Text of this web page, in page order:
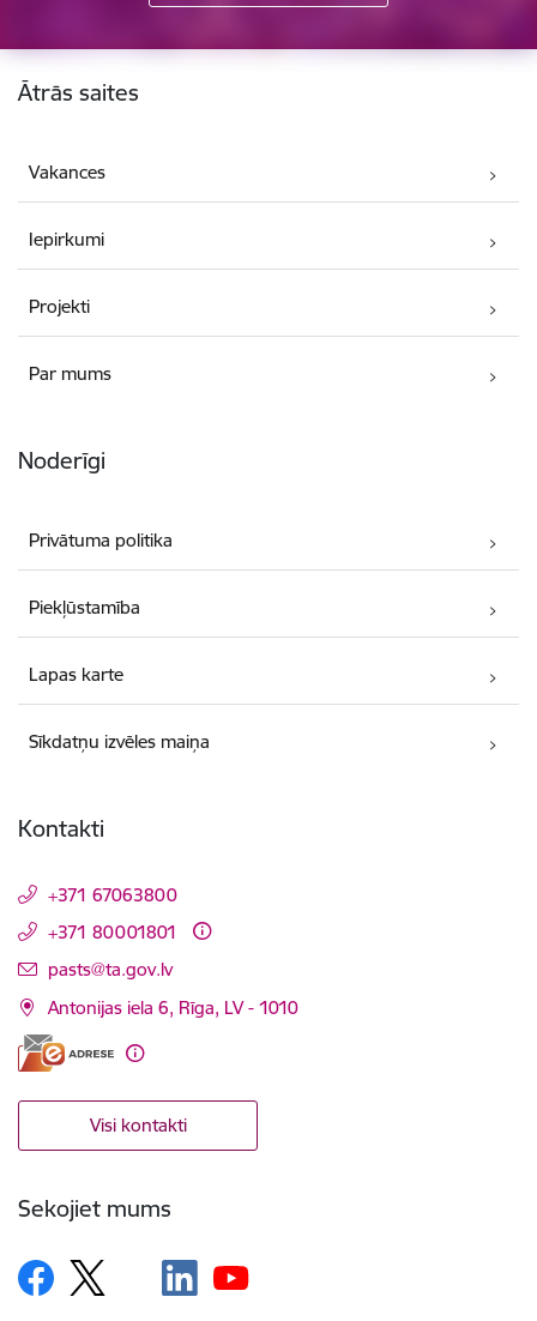
Kājene
Ātrās saites
Vakances
Iepirkumi
Projekti
Par mums
Noderīgi
Privātuma politika
Piekļūstamība
Lapas karte
Sīkdatņu izvēles maiņa
Kontakti
+371 67063800
+371 80001801
E-pasts:
pasts@ta.gov.lv
Antonijas iela 6, Rīga, LV - 1010
Visi kontakti
Sekojiet mums